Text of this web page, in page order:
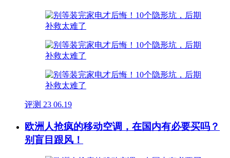
评测 23 06.19
欧洲人抢疯的移动空调，在国内有必要买吗？
别盲目跟风！